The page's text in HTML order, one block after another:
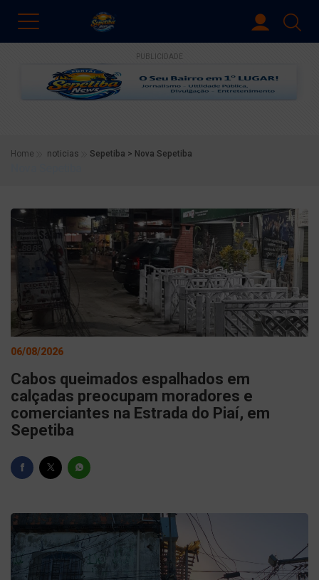
PUBLICIDADE
Home noticias Sepetiba > Nova Sepetiba
06/08/2026
Cabos queimados espalhados em
calçadas preocupam moradores e
comerciantes na Estrada do Piaí, em
Sepetiba